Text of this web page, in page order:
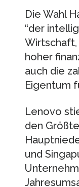
Die Wahl
“der
Wirtschaft,
hoher
auch die
Eigentum
Lenovo
den
und